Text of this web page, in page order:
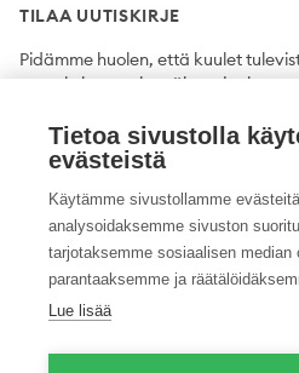
TILAA UUTISKIRJE
Pidämme huolen, että kuulet
uutuuksista ensimmäisten joukossa.
Tilaa
Twitter FacebookYouTubeInstagram
Tietoa sivustolla
evästeistä
Käytämme sivustollamme
analysoidaksemme sivuston
tarjotaksemme sosiaalisen median
parantaaksemme ja
Lue lisää